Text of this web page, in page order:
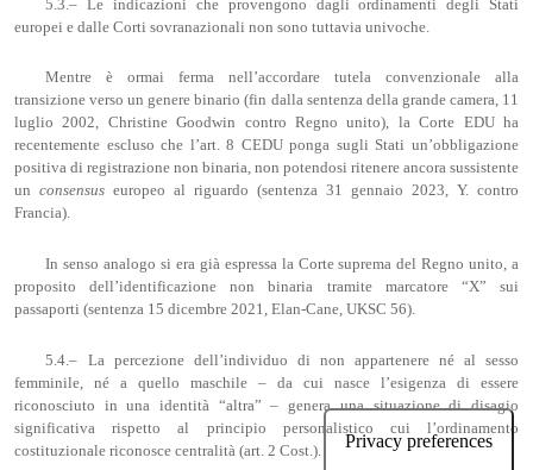
5.3.– Le indicazioni che provengono dagli ordinamenti degli Stati
europei e dalle Corti sovranazionali non sono tuttavia univoche.
Mentre è ormai ferma nell’accordare tutela convenzionale alla
transizione verso un genere binario (fin dalla sentenza della grande camera, 11
luglio 2002, Christine Goodwin contro Regno unito), la Corte EDU ha
recentemente escluso che l’art. 8 CEDU ponga sugli Stati un’obbligazione
positiva di registrazione non binaria, non potendosi ritenere ancora sussistente
un consensus europeo al riguardo (sentenza 31 gennaio 2023, Y. contro
Francia).
In senso analogo si era già espressa la Corte suprema del Regno unito, a
proposito dell’identificazione non binaria tramite marcatore “X” sui
passaporti (sentenza 15 dicembre 2021, Elan-Cane, UKSC 56).
5.4.– La percezione dell’individuo di non appartenere né al sesso
femminile, né a quello maschile – da cui nasce l’esigenza di essere
riconosciuto in una identità “altra” – genera una situazione di disagio
significativa rispetto al principio personalistico cui l’ordinamento
costituzionale riconosce centralità (art. 2 Cost.).